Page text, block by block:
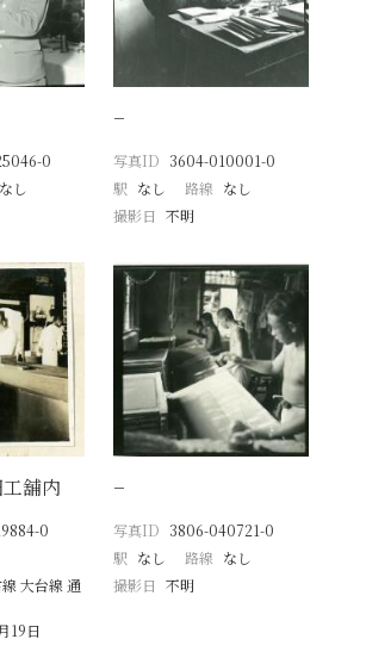
0
なし
−
写真ID 3604-010001-0
駅 なし 路線 なし
撮影日 不明
舖内
0
大台線 通
19日
−
写真ID 3806-040721-0
駅 なし 路線 なし
撮影日 不明